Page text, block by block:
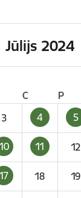
Jūlijs 2024
C P
3 4 5
11 12
18 19